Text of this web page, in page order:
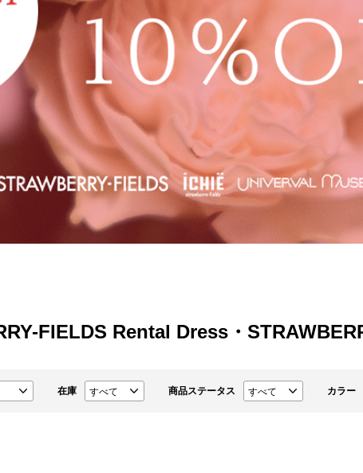
FIELDS Rental Dress・
在庫 商品ステータス カラー